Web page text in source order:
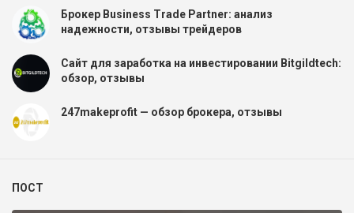
Брокер Business Trade Partner: анализ
надежности, отзывы трейдеров
Сайт для заработка на инвестировании Bitgildtech:
обзор, отзывы
247makeprofit — обзор брокера, отзывы
ПОСТ